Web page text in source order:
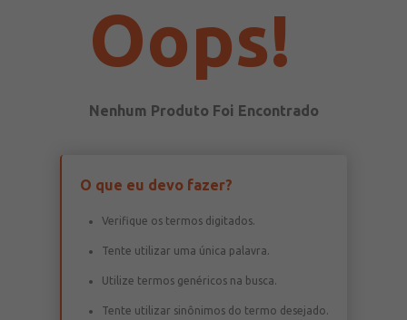
Oops!
O que eu devo fazer?
Verifique os termos digitados.
Tente utilizar uma única palavra.
Utilize termos genéricos na busca.
Tente utilizar sinônimos do termo desejado.